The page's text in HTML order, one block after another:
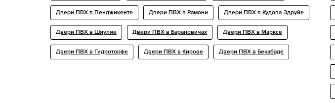
Двери ПВХ в Пенджикенте Двери ПВХ в Рамони Двери ПВХ в Кудова-Здрyйе
Двери ПВХ в Шяуляе Двери ПВХ в Барановичах Двери ПВХ в Марксе
Двери ПВХ в Гидроторфе Двери ПВХ в Кирове Двери ПВХ в Бекабаде